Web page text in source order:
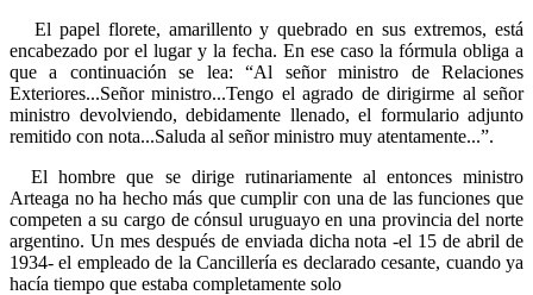
El papel florete, amarillento y quebrado en sus extremos, está
encabezado por el lugar y la fecha. En ese caso la fórmula obliga a
que a continuación se lea: “Al señor ministro de Relaciones
Exteriores...Señor ministro...Tengo el agrado de dirigirme al señor
ministro devolviendo, debidamente llenado, el formulario adjunto
remitido con nota...Saluda al señor ministro muy atentamente...”.
El hombre que se dirige rutinariamente al entonces ministro
Arteaga no ha hecho más que cumplir con una de las funciones que
competen a su cargo de cónsul uruguayo en una provincia del norte
argentino. Un mes después de enviada dicha nota -el 15 de abril de
1934- el empleado de la Cancillería es declarado cesante, cuando ya
hacía tiempo que estaba completamente solo